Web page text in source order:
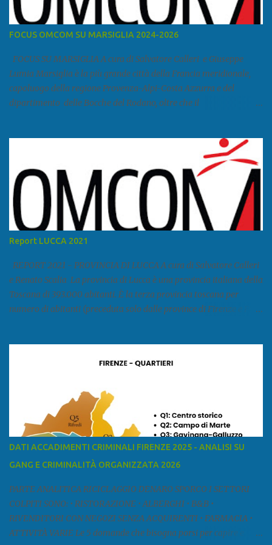
FOCUS OMCOM SU MARSIGLIA 2024-2026
FOCUS SU MARSIGLIA A cura di Salvatore Calleri e Giuseppe
Lumia Marsiglia è la più grande città della Francia meridionale,
capoluogo della regione Provenza-Alpi-Costa Azzurra e del
dipartimento delle Bocche del Rodano, oltre che il
come area metropolitana. Studiare quanto succede a Marsiglia è
molto importante per la geopolitica narcomafiosa perché
Marsiglia ha il porto in asse con la Corsica, Genova, Livorno e
Napoli e le banlieu gemellate con le periferie milanesi. Secondo il
rapporto della DCSA è uno dei principali scali del narcotraffico dal
sudamerica, in particolare Ecuador e Cile. Marsiglia è una città
multietnica, con un 40 per cento di islamici e nonostante questo e
nonostante il forte tasso di criminalità che attira molti giovani,
emerge a prescindere dalla religione una forte identità ...
Report LUCCA 2021
REPORT 2021 - PROVINCIA DI LUCCA A cura di Salvatore Calleri
e Renato Scalia La provincia di Lucca è una provincia italiana della
Toscana di 393.000 abitanti. È la terza provincia toscana per
numero di abitanti (preceduta solo dalle province di Firenze e Pisa)
a est con le province di Pistoia e di Firenze, a sud con la provincia di
Lucca Ÿ la Versilia Ÿ la Media Valle del Serchio Ÿ la Garfagnana
Fonte: wikipedia Presenze mafiose e criminali (principali) Le
presenze mafiose in provincia sono assai rilevanti. Si segnala che
nella relazione del 2001 della Commissione parlamentare
Livorno e Lucca agiscono i clan dei Fedele...” Dalla ricerc...
DATI ACCADIMENTI CRIMINALI FIRENZE 2025 - ANALISI SU
GANG E CRIMINALITÀ ORGANIZZATA 2026
PARTE ANALITICA RICICLAGGIO DENARO SPORCO I SETTORI
COLPITI SONO: • RISTORAZIONE • ALBERGHI • B&B •
RIVENDITORI CON NEGOZI SENZA ACQUIRENTI • FARMACIA •
ATTIVITÀ VARIE Le 5 domande che bisogna porsi per capire e